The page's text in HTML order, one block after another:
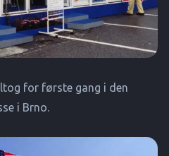
for første gang i den
i Brno.